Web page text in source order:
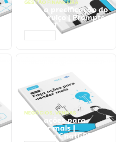
GESTÃO FINANCEIRA
Faça a precificação do
seu serviço | Prompts
ChatGPT
NEGÓCIOS, VENDAS
Faça ações para
vender mais |
Prompts ChatGPT